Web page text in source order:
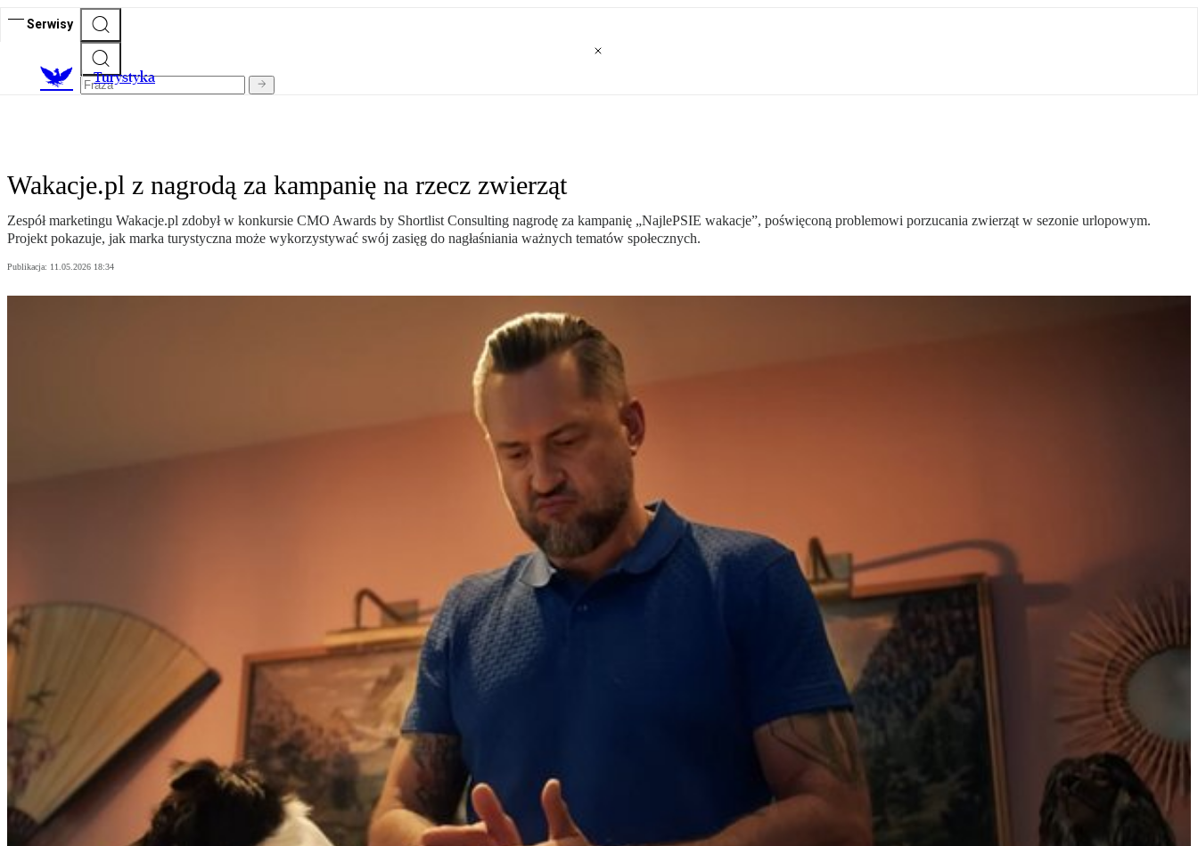
Serwisy
Turystyka
Wakacje.pl z nagrodą za kampanię na rzecz zwierząt
Zespół marketingu Wakacje.pl zdobył w konkursie CMO Awards by Shortlist Consulting nagrodę za kampanię „NajlePSIE wakacje”, poświęconą problemowi porzucania zwierząt w sezonie urlopowym.
Projekt pokazuje, jak marka turystyczna może wykorzystywać swój zasięg do nagłaśniania ważnych tematów społecznych.
Publikacja: 11.05.2026 18:34